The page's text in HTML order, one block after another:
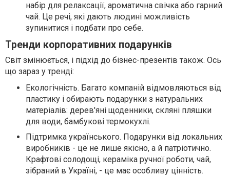
набір для релаксації, ароматична свічка або гарний
чай. Це речі, які дають людині можливість
зупинитися і подбати про себе.
Тренди корпоративних подарунків
Світ змінюється, і підхід до бізнес-презентів також. Ось
що зараз у тренді:
Екологічність. Багато компаній відмовляються від
пластику і обирають подарунки з натуральних
матеріалів: дерев'яні щоденники, скляні пляшки
для води, бамбукові термокухлі.
Підтримка українського. Подарунки від локальних
виробників - це не лише якісно, а й патріотично.
Крафтові солодощі, кераміка ручної роботи, чай,
зібраний в Україні, - це має особливу цінність.